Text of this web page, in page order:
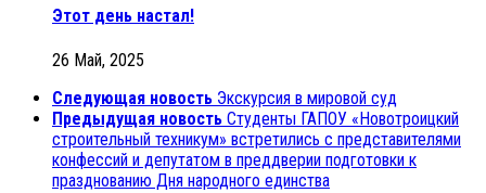
Этот день настал!
26 Май, 2025
Следующая новость Экскурсия в мировой суд
Предыдущая новость Студенты ГАПОУ «Новотроицкий
строительный техникум» встретились с представителями
конфессий и депутатом в преддверии подготовки к
празднованию Дня народного единства